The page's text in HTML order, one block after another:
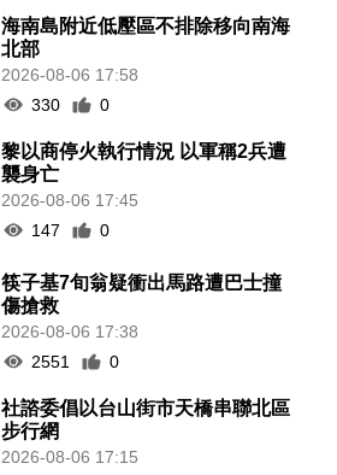
海南島附近低壓區不排除移向南海
北部
2026-08-06 17:58
330
0
黎以商停火執行情況 以軍稱2兵遭
襲身亡
2026-08-06 17:45
147
0
筷子基7旬翁疑衝出馬路遭巴士撞
傷搶救
2026-08-06 17:38
2551
0
社諮委倡以台山街市天橋串聯北區
步行網
2026-08-06 17:15